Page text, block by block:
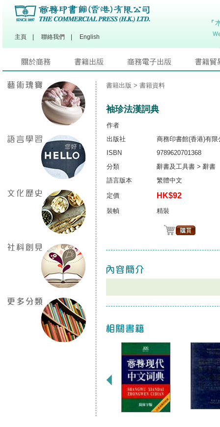
主頁 聯絡我們 English
書籍出版 > 書籍資料
袖珍法漢詞典
作者
出版社
商務印書館(香港)有限
ISBN
9789620701368
分類
辭書及工具書 > 辭書
語言版本
繁體中文
定價 HK$92
裝幀 精裝